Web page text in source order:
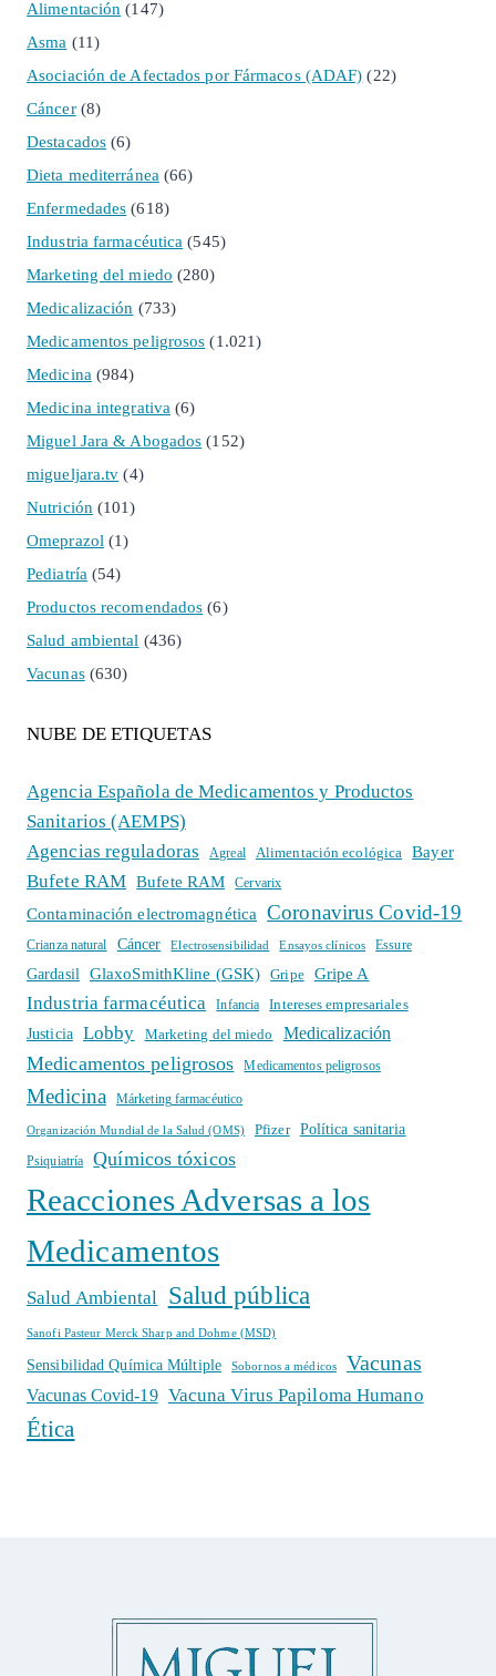
Alimentación (147)
Asma (11)
Asociación de Afectados por Fármacos (ADAF) (22)
Cáncer(8)
Destacados (6)
Dieta mediterránea(66)
Enfermedades (618)
Industria farmacéutica (545)
Marketing del miedo (280)
Medicalización (733)
Medicamentos peligrosos (1.021)
Medicina(984)
Medicina integrativa (6)
Miguel Jara & Abogados (152)
migueljara.tv (4)
Nutrición(101)
Omeprazol(1)
Pediatría(54)
Productos recomendados (6)
Salud ambiental (436)
Vacunas(630)
NUBE DE ETIQUETAS
Agencia Española de Medicamentos y Productos
Sanitarios (AEMPS)
Agencias reguladoras
Agreal Alimentación ecológica Bayer
Bufete RAM Bufete RAM Cervarix
Contaminación electromagnética Coronavirus Covid-19
Crianza natural Cáncer Electrosensibilidad Ensayos clínicos Essure
Gardasil GlaxoSmithKline (GSK) Gripe Gripe A
Industria farmacéutica Infancia
Intereses empresariales
Justicia
Lobby Marketing del miedo Medicalización
Medicamentos peligrosos Medicamentos peligrosos
Medicina Márketing farmacéutico
Organización Mundial de la Salud (OMS) Pfizer Política sanitaria
Psiquiatría Químicos tóxicos
Reacciones Adversas a los
Medicamentos
Salud Ambiental Salud pública
Sanofi Pasteur Merck Sharp and Dohme (MSD)
Sensibilidad Química Múltiple Sobornos a médicos Vacunas
Vacunas Covid-19 Vacuna Virus Papiloma Humano
Ética